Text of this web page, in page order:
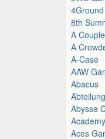
4Ground
8th
A
A
A-Case
AAW
Abacus
Abysse
Aces